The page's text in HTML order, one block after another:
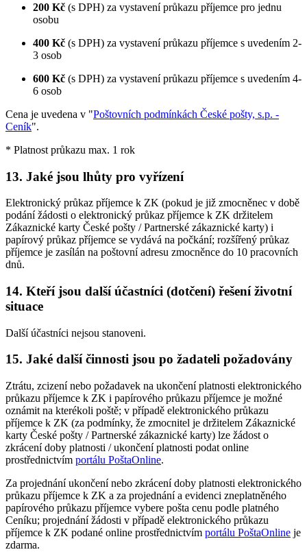
200 Kč (s DPH) za vystavení průkazu příjemce pro jednu
osobu
400 Kč (s DPH) za vystavení průkazu příjemce s uvedením 2-
3 osob
600 Kč (s DPH) za vystavení průkazu příjemce s uvedením 4-
6 osob
Cena je uvedena v "Poštovních podmínkách České pošty, s.p. -
Ceník".
* Platnost průkazu max. 1 rok
13. Jaké jsou lhůty pro vyřízení
Elektronický průkaz příjemce k ZK (pokud je již zmocněnec v době
podání žádosti o elektronický průkaz příjemce k ZK držitelem
Zákaznické karty České pošty / Partnerské zákaznické karty) i
papírový průkaz příjemce se vydává na počkání; rozšířený průkaz
příjemce je zasílán na poštovní adresu zmocněnce do 10 pracovních
dnů.
14. Kteří jsou další účastníci (dotčení) řešení životní
situace
Další účastníci nejsou stanoveni.
15. Jaké další činnosti jsou po žadateli požadovány
Ztrátu, zcizení nebo požadavek na ukončení platnosti elektronického
průkazu příjemce k ZK i papírového průkazu příjemce je možné
oznámit na kterékoli poště; v případě elektronického průkazu
příjemce k ZK (za podmínky, že zmocnitel je držitelem Zákaznické
karty České pošty / Partnerské zákaznické karty) lze žádost o
zkrácení doby platnosti / ukončení platnosti podat online
prostřednictvím portálu PoštaOnline.
Za projednání ukončení nebo zkrácení doby platnosti elektronického
průkazu příjemce k ZK a za projednání a evidenci zneplatněného
papírového průkazu příjemce vybere pošta cenu podle platného
Ceníku; projednání žádosti v případě elektronického průkazu
příjemce k ZK podané online prostřednictvím portálu PoštaOnline je
zdarma.